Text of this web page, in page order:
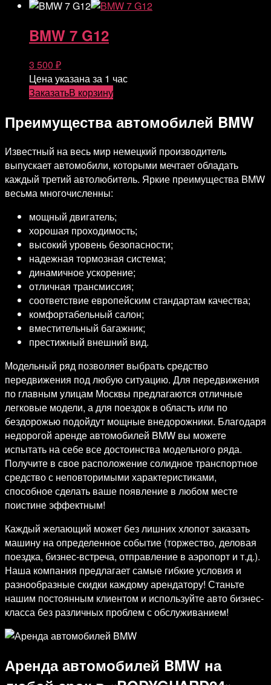
BMW 7 G12
3 500 ₽
Цена указана за 1 час
ЗаказатьВ корзину
Преимущества автомобилей BMW
Известный на весь мир немецкий производитель
выпускает автомобили, которыми мечтает обладать
каждый третий автолюбитель. Яркие преимущества BMW
весьма многочисленны:
мощный двигатель;
хорошая проходимость;
высокий уровень безопасности;
надежная тормозная система;
динамичное ускорение;
отличная трансмиссия;
соответствие европейским стандартам качества;
комфортабельный салон;
вместительный багажник;
престижный внешний вид.
Модельный ряд позволяет выбрать средство
передвижения под любую ситуацию. Для передвижения
по главным улицам Москвы предлагаются отличные
легковые модели, а для поездок в область или по
бездорожью подойдут мощные внедорожники. Благодаря
недорогой аренде автомобилей BMW вы можете
испытать на себе все достоинства модельного ряда.
Получите в свое расположение солидное транспортное
средство с неповторимыми характеристиками,
способное сделать ваше появление в любом месте
поистине эффектным!
Каждый желающий может без лишних хлопот заказать
машину на определенное событие (торжество, деловая
поездка, бизнес-встреча, отправление в аэропорт и т.д.).
Наша компания предлагает самые гибкие условия и
разнообразные скидки каждому арендатору! Станьте
нашим постоянным клиентом и используйте авто бизнес-
класса без различных проблем с обслуживанием!
Аренда автомобилей BMW на